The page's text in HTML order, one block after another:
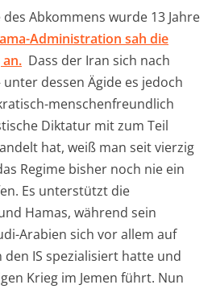
Abkommens wurde 13 Jahre
Administration sah die
Dass der Iran sich nach
dessen Ägide es jedoch
menschenfreundlich
Diktatur mit zum Teil
hat, weiß man seit vierzig
Regime bisher noch nie ein
Es unterstützt die
Hamas, während sein
Arabien sich vor allem auf
IS spezialisiert hatte und
Krieg im Jemen führt. Nun